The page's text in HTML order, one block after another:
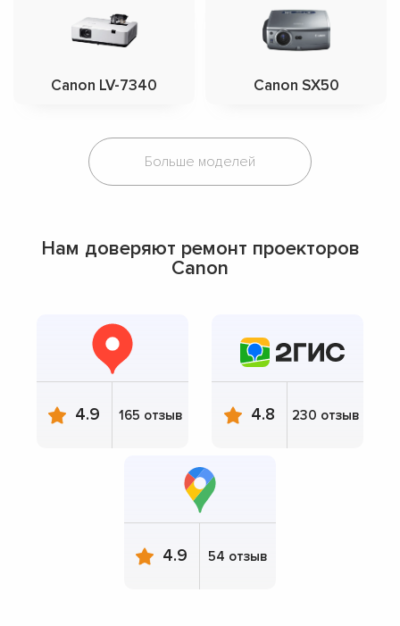
Canon LV-7340 Canon SX50
Больше моделей
Нам доверяют ремонт проекторов
Canon
4.9 165 отзыв 4.8 230 отзыв
4.9 54 отзыв